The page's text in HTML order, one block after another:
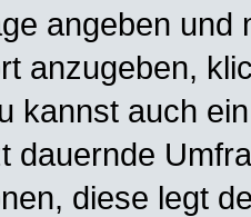
angeben und
anzugeben,
kannst auch
dauernde
diese legt